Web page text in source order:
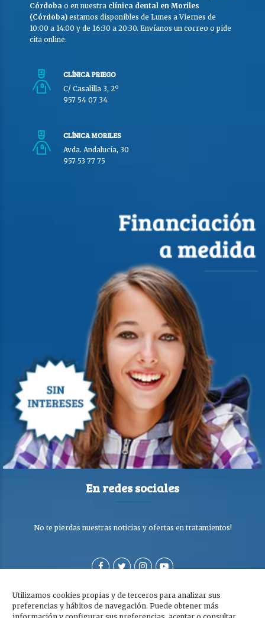
Utilizamos cookies propias y de terceros para analizar sus
preferencias y hábitos de navegación. Puede obtener más
Córdoba o en nuestra clínica dental en Moriles
(Córdoba) estamos disponibles de Lunes a Viernes de
10:00 a 14:00 y de 16:30 a 20:30. Envíanos un correo o pide
cita online.
CLÍNICA PRIEGO
C/ Casalilla 3, 2º
957 54 07 34
CLÍNICA MORILES
Avda. Andalucía, 30
957 53 77 75
En redes sociales
No te pierdas nuestras noticias y ofertas en tratamientos!